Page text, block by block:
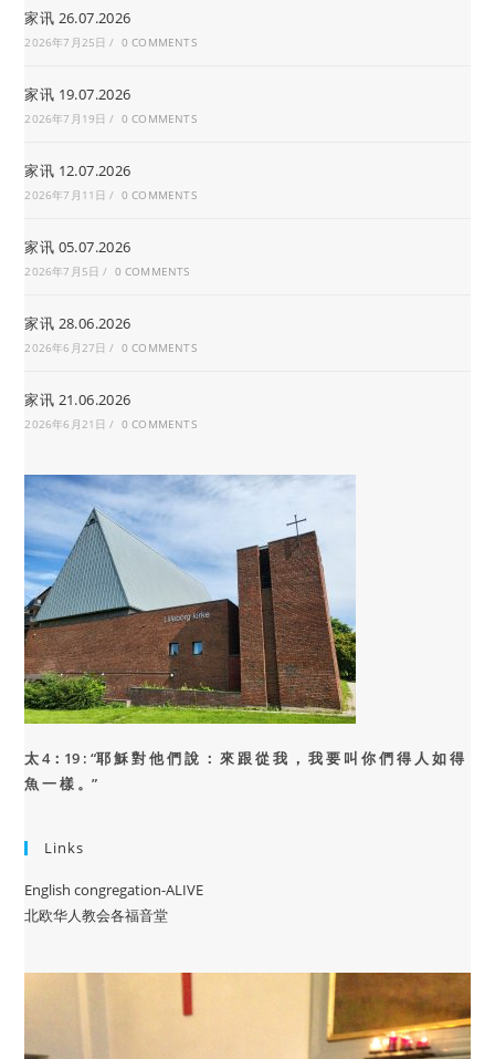
家讯 26.07.2026
2026年7月25日 / 0 COMMENTS
家讯 19.07.2026
2026年7月19日 / 0 COMMENTS
家讯 12.07.2026
2026年7月11日 / 0 COMMENTS
家讯 05.07.2026
2026年7月5日 / 0 COMMENTS
家讯 28.06.2026
2026年6月27日 / 0 COMMENTS
家讯 21.06.2026
2026年6月21日 / 0 COMMENTS
太 4：19 : “耶 穌 對 他 們 說 ： 來 跟 從 我 ， 我 要 叫 你 們 得 人 如 得
魚 一 樣 。”
Links
English congregation-ALIVE
北欧华人教会各福音堂